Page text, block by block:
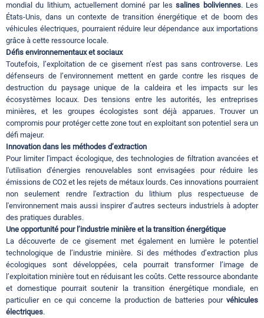
mondial du lithium, actuellement dominé par lessalines boliviennes. Les
États-Unis, dans un contexte de transition énergétique et de boom des
véhicules électriques, pourraient réduire leur dépendance aux importations
grâce à cette ressource locale.
Défis environnementaux et sociaux
Toutefois, l’exploitation de ce gisement n’est pas sans controverse. Les
défenseurs de l’environnement mettent en garde contre les risques de
destruction du paysage unique de la caldeira et les impacts sur les
écosystèmes locaux. Des tensions entre les autorités, les entreprises
minières, et les groupes écologistes sont déjà apparues. Trouver un
compromis pour protéger cette zone tout en exploitant son potentiel sera un
défi majeur.
Innovation dans les méthodes d’extraction
Pour limiter l'impact écologique, des technologies de filtration avancées et
l'utilisation d'énergies renouvelables sont envisagées pour réduire les
émissions de CO2 et les rejets de métaux lourds. Ces innovations pourraient
non seulement rendre l'extraction du lithium plus respectueuse de
l'environnement mais aussi inspirer d’autres secteurs industriels à adopter
des pratiques durables.
Une opportunité pour l’industrie minière et la transition énergétique
La découverte de ce gisement met également en lumière le potentiel
technologique de l’industrie minière. Si des méthodes d’extraction plus
écologiques sont développées, cela pourrait transformer l’image de
l’exploitation minière tout en réduisant les coûts. Cette ressource abondante
et domestique pourrait soutenir la transition énergétique mondiale, en
particulier en ce qui concerne la production de batteries pour véhicules
électriques.